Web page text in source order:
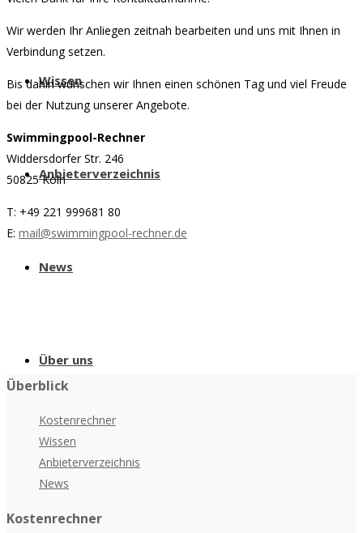
Wissen
Anbieterverzeichnis
News
Über uns
Wir werden Ihr Anliegen zeitnah bearbeiten und uns mit Ihnen in
Verbindung setzen.
Bis dahin wünschen wir Ihnen einen schönen Tag und viel Freude
bei der Nutzung unserer Angebote.
Swimmingpool-Rechner
Widdersdorfer Str. 246
50825 Köln
T: +49 221 999681 80
E: mail@swimmingpool-rechner.de
Überblick
Kostenrechner
Wissen
Anbieterverzeichnis
News
Kostenrechner